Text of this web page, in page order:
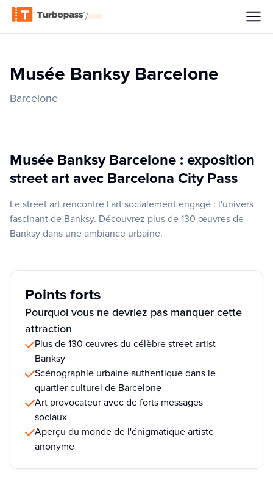
/
Musée Banksy Barcelone
Barcelone
Musée Banksy Barcelone : exposition
street art avec Barcelona City Pass
Le street art rencontre l'art socialement engagé : l'univers
fascinant de Banksy. Découvrez plus de 130 œuvres de
Banksy dans une ambiance urbaine.
Points forts
Pourquoi vous ne devriez pas manquer cette
attraction
Plus de 130 œuvres du célèbre street artist
Banksy
Scénographie urbaine authentique dans le
quartier culturel de Barcelone
Art provocateur avec de forts messages
sociaux
Aperçu du monde de l'énigmatique artiste
anonyme